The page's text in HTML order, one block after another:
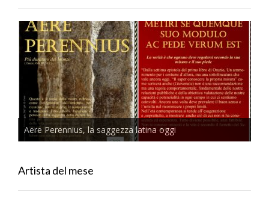
Aere Perennius, la saggezza latina oggi
Artista del mese